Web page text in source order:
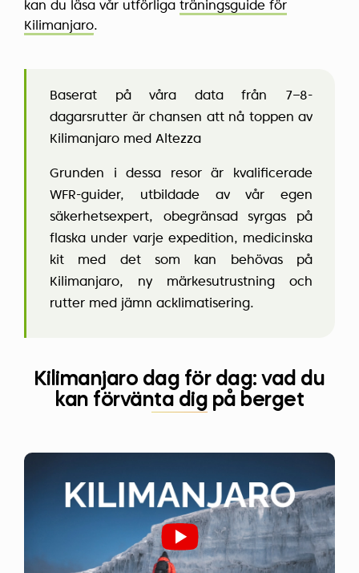
kan du läsa vår utförliga träningsguide för
Kilimanjaro.
Baserat på våra data från 7–8-
dagarsrutter är chansen att nå toppen av
Kilimanjaro med Altezza
Grunden i dessa resor är kvalificerade
WFR-guider, utbildade av vår egen
säkerhetsexpert, obegränsad syrgas på
flaska under varje expedition, medicinska
kit med det som kan behövas på
Kilimanjaro, ny märkesutrustning och
rutter med jämn acklimatisering.
Kilimanjaro dag för dag: vad du
kan förvänta dig på berget